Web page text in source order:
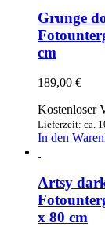
Grunge
cm
189,00 €
Kostenloser
Lieferzeit: ca.
In den
Artsy
x 80 cm